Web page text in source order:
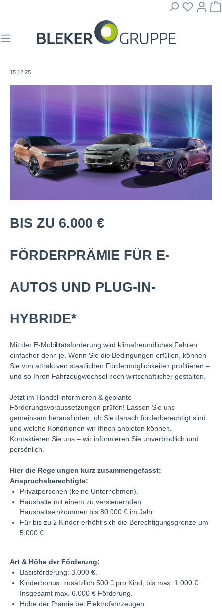
15.12.25
BIS ZU 6.000 €
FÖRDERPRÄMIE FÜR E-
AUTOS UND PLUG-IN-
HYBRIDE*
Mit der E-Mobilitätsförderung wird klimafreundliches Fahren
einfacher denn je. Wenn Sie die Bedingungen erfüllen, können
Sie von attraktiven staatlichen Fördermöglichkeiten profitieren –
und so Ihren Fahrzeugwechsel noch wirtschaftlicher gestalten.
Jetzt im Handel informieren & geplante
Förderungsvoraussetzungen prüfen! Lassen Sie uns
gemeinsam herausfinden, ob Sie danach förderberechtigt sind
und welche Konditionen wir Ihnen anbieten können.
Kontaktieren Sie uns – wir informieren Sie unverbindlich und
persönlich.
Hier die Regelungen kurz zusammengefasst:
Anspruchsberechtigte:
Privatpersonen (keine Unternehmen).
Haushalte mit einem zu versteuernden
Haushaltseinkommen bis 80.000 € im Jahr.
Für bis zu 2 Kinder erhöht sich die Berechtigungsgrenze um
5.000 €.
Art & Höhe der Förderung:
Basisförderung: 3.000 €.
Kinderbonus: zusätzlich 500 € pro Kind, bis max. 1.000 €.
Insgesamt max. 6.000 € Förderung.
Höhe der Prämie bei Elektrofahrzeugen: